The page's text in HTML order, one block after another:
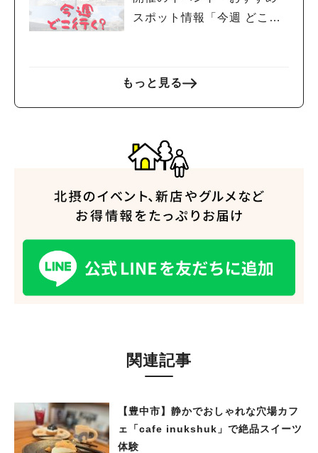
スポット情報「今週 どこい
もっと見る
関連記事
【豊中市】静かでおしゃれな穴場カフ
ェ「cafe inukshuk」で絶品スイーツ
体験